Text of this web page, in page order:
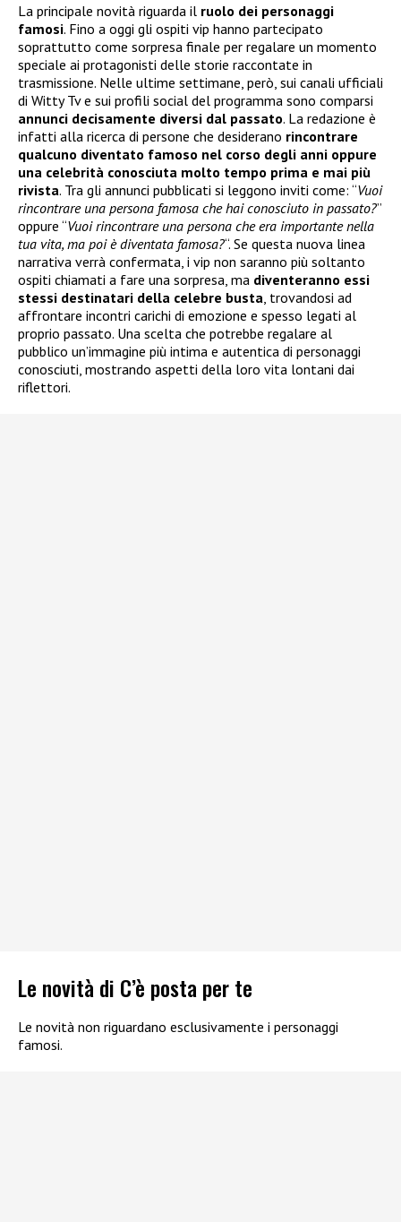
La principale novità riguarda il ruolo dei personaggi
famosi. Fino a oggi gli ospiti vip hanno partecipato
soprattutto come sorpresa finale per regalare un momento
speciale ai protagonisti delle storie raccontate in
trasmissione. Nelle ultime settimane, però, sui canali ufficiali
di Witty Tv e sui profili social del programma sono comparsi
annunci decisamente diversi dal passato. La redazione è
infatti alla ricerca di persone che desiderano rincontrare
qualcuno diventato famoso nel corso degli anni oppure
una celebrità conosciuta molto tempo prima e mai più
rivista. Tra gli annunci pubblicati si leggono inviti come: “Vuoi
rincontrare una persona famosa che hai conosciuto in passato?”
oppure “Vuoi rincontrare una persona che era importante nella
tua vita, ma poi è diventata famosa?“. Se questa nuova linea
narrativa verrà confermata, i vip non saranno più soltanto
ospiti chiamati a fare una sorpresa, ma diventeranno essi
stessi destinatari della celebre busta , trovandosi ad
affrontare incontri carichi di emozione e spesso legati al
proprio passato. Una scelta che potrebbe regalare al
pubblico un’immagine più intima e autentica di personaggi
conosciuti, mostrando aspetti della loro vita lontani dai
riflettori.
Le novità di C’è posta per te
Le novità non riguardano esclusivamente i personaggi
famosi.